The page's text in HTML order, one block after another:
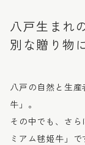
八戸生まれ
別な贈り物
八戸の自然と生
牛」。
その中でも、さ
ミアム毬姫牛」で